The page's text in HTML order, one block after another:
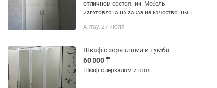
отличном состоянии. Мебель
изготовлена на заказ из качественных
функциональный, стеллаж удобен для
Актау, 27 июля
Шкаф с зеркалами и тумба
60 000 ₸
Шкаф с зеркалом и стол